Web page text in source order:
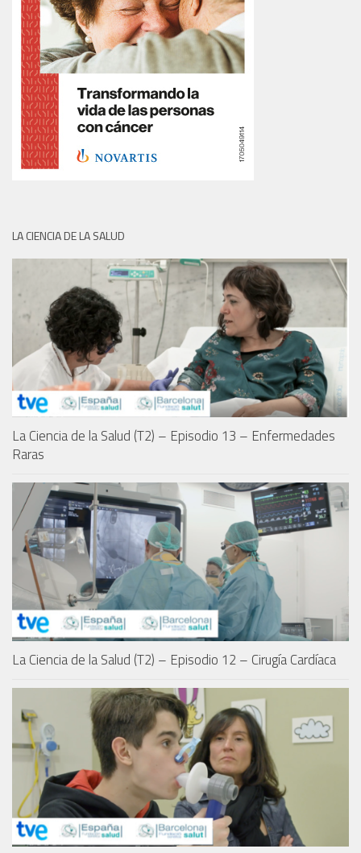
LA CIENCIA DE LA SALUD
La Ciencia de la Salud (T2) – Episodio 13 – Enfermedades
Raras
La Ciencia de la Salud (T2) – Episodio 12 – Cirugía Cardíaca